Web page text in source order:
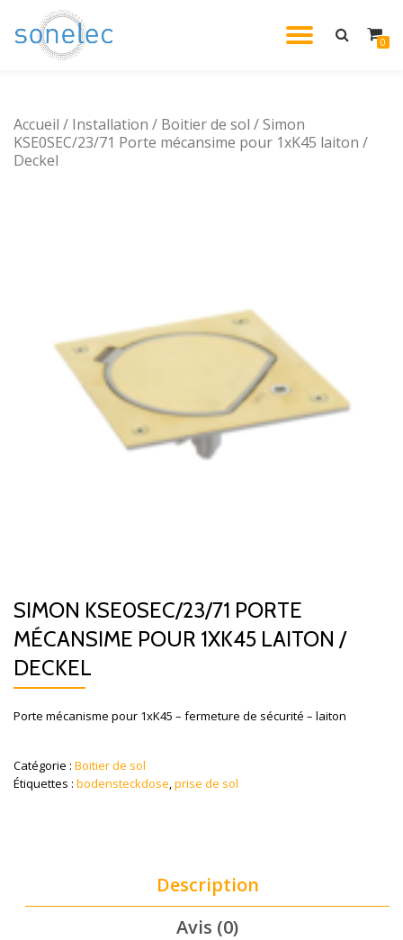
Aller
0
Accueil / Installation / Boitier de sol / Simon
KSE0SEC/23/71 Porte mécansime pour 1xK45 laiton /
Deckel
SIMON KSE0SEC/23/71 PORTE
MÉCANSIME POUR 1XK45 LAITON /
DECKEL
Porte mécanisme pour 1xK45 – fermeture de sécurité – laiton
Catégorie : Boitier de sol
Étiquettes : bodensteckdose,prise de sol
Description
Avis (0)